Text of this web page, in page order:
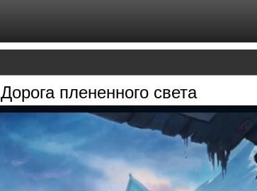
Дорога плененного света